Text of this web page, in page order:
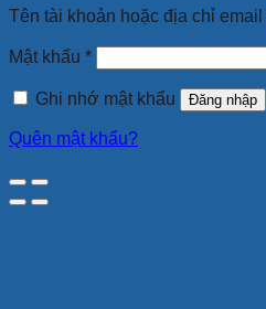
Tên tài khoản hoặc địa chỉ email
Mật khẩu *Bắt
buộc
Ghi nhớ mật khẩu
Đăng nhập
Quên mật khẩu?